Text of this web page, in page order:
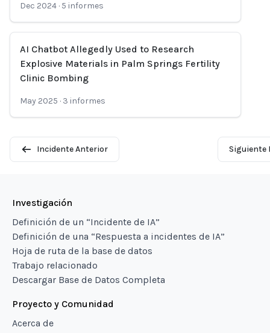
Dec 2024 · 5 informes
AI Chatbot Allegedly Used to Research
Explosive Materials in Palm Springs Fertility
Clinic Bombing
May 2025 · 3 informes
Incidente Anterior Siguiente
Investigación
Definición de un “Incidente de IA”
Definición de una “Respuesta a incidentes de IA”
Hoja de ruta de la base de datos
Trabajo relacionado
Descargar Base de Datos Completa
Proyecto y Comunidad
Acerca de